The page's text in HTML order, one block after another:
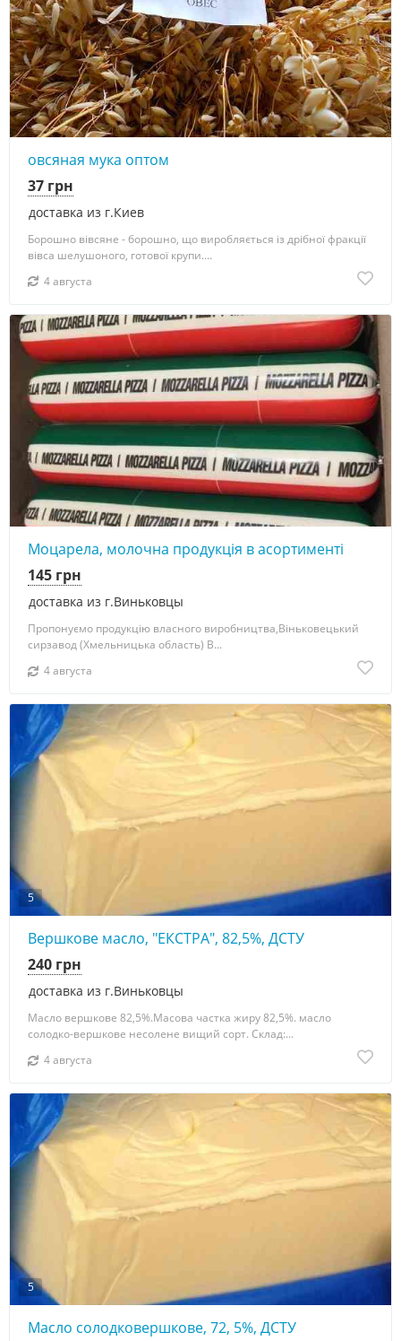
овсяная мука оптом
доставка из г.Киев
37 грн
Борошно вівсяне - борошно, що виробляється із дрібної фракції
вівса шелушоного, готової крупи....
4 августа
Моцарела, молочна продукція в асортименті
доставка из г.Виньковцы
145 грн
Пропонуємо продукцію власного виробництва,Віньковецький
сирзавод (Хмельницька область) В...
4 августа
5
Вершкове масло, "ЕКСТРА", 82,5%, ДСТУ
доставка из г.Виньковцы
240 грн
Масло вершкове 82,5%.Масова частка жиру 82,5%. масло
солодко-вершкове несолене вищий сорт. Склад:...
4 августа
5
Масло солодковершкове, 72, 5%, ДСТУ